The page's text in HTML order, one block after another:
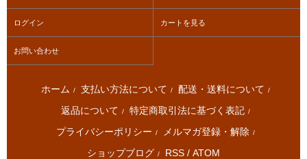
ログイン カートを見る
お問い合わせ
ホーム / 支払い方法について / 配送・送料について /
返品について / 特定商取引法に基づく表記 /
プライバシーポリシー / メルマガ登録・解除 /
ショップブログ / RSS / ATOM